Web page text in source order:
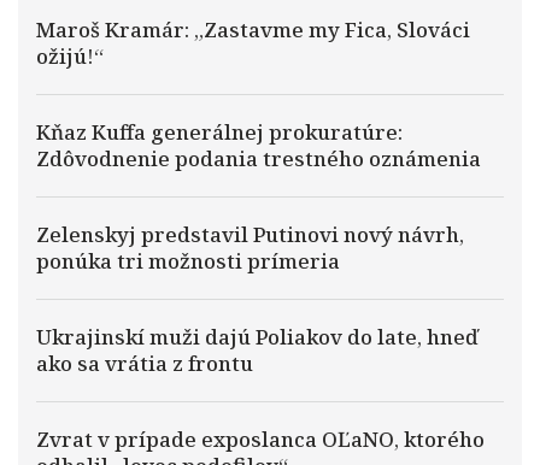
Maroš Kramár: „Zastavme my Fica, Slováci
ožijú!“
Kňaz Kuffa generálnej prokuratúre:
Zdôvodnenie podania trestného oznámenia
Zelenskyj predstavil Putinovi nový návrh,
ponúka tri možnosti prímeria
Ukrajinskí muži dajú Poliakov do late, hneď
ako sa vrátia z frontu
Zvrat v prípade exposlanca OĽaNO, ktorého